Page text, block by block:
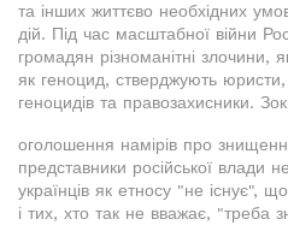
та інших життєво необхідних
дій. Під час масштабної війни
громадян різноманітні злочини,
як геноцид, стверджують юристи,
геноцидів та правозахисники.
оголошення намірів про
представники російської влади
українців як етносу "не існує",
і тих, хто так не вважає, "треба